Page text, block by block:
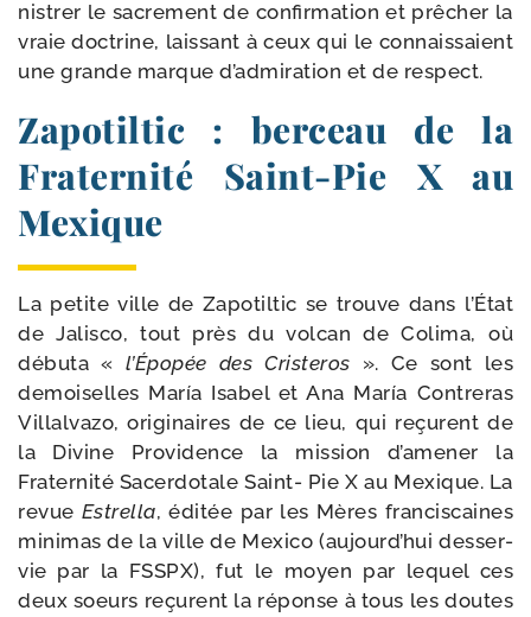
nis­trer le sacre­ment de confir­ma­tion et prê­cher la
vraie doc­trine, lais­sant à ceux qui le connais­saient
une grande marque d’admiration et de respect.
Zapotiltic : berceau de la
Fraternité Saint-​Pie X au
Mexique
La petite ville de Zapotiltic se trouve dans l’État
de Jalisco, tout près du vol­can de Colima, où
débu­ta « l’Épopée des Cristeros ». Ce sont les
demoi­selles María Isabel et Ana María Contreras
Villalvazo, ori­gi­naires de ce lieu, qui reçurent de
la Divine Providence la mis­sion d’amener la
Fraternité Sacerdotale Saint- Pie X au Mexique. La
revue Estrella, édi­tée par les Mères fran­cis­caines
mini­mas de la ville de Mexico (aujourd’hui des­ser­
vie par la FSSPX), fut le moyen par lequel ces
deux soeurs reçurent la réponse à tous les doutes